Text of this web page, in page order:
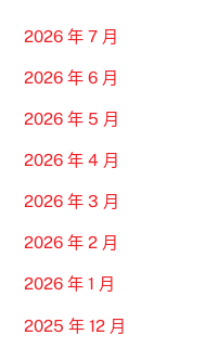
2026 年 7 月
2026 年 6 月
2026 年 5 月
2026 年 4 月
2026 年 3 月
2026 年 2 月
2026 年 1 月
2025 年 12 月